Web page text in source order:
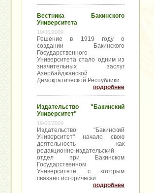
Вестника Бакинского
Университета
19/06/2009
Решение в 1919 году о
создании Бакинского
Государственного
Университета стало одним из
значительных заслуг
Азербайджанской
Демократической Республики.
подробнее
Издательство "Бакинский
Университет"
19/06/2009
Издательство "Бакинский
Университет" начало свою
деятельность как
редакционно-издательский
отдел при Бакинском
Государственном
Университете, с которым
связано исторически.
подробнее